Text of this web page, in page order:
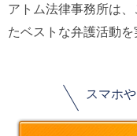
アトム法律事務所は
たベストな弁護活動を
スマホ